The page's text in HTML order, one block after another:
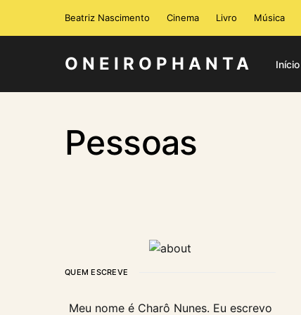
Beatriz Nascimento Cinema Livro Música
ONEIROPHANTA Início
Pessoas
QUEM ESCREVE
Meu nome é Charô Nunes. Eu escrevo